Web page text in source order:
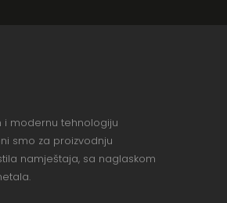
i modernu tehnologiju
smo za proizvodnju
namještaja, sa naglaskom